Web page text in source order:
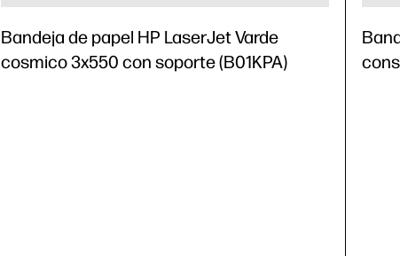
Bandeja de papel HP LaserJet Varde
cosmico 3x550 con soporte (B01KPA)